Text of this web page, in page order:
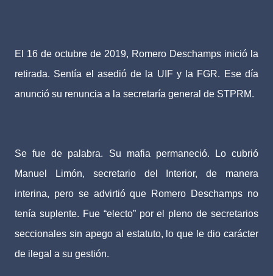
El 16 de octubre de 2019, Romero Deschamps inició la
retirada. Sentía el asedió de la UIF y la FGR. Ese día
anunció su renuncia a la secretaría general de STPRM.
Se fue de palabra. Su mafia permaneció. Lo cubrió
Manuel Limón, secretario del Interior, de manera
interina, pero se advirtió que Romero Deschamps no
tenía suplente. Fue “electo” por el pleno de secretarios
seccionales sin apego al estatuto, lo que le dio carácter
de ilegal a su gestión.